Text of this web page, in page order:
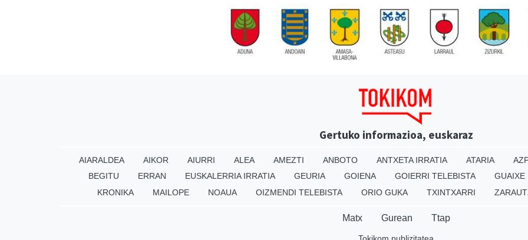
Gertuko informazioa, euskaraz
AIARALDEA AIKOR AIURRI ALEA AMEZTI ANBOTO ANTXETA IRRATIA ATARIA
BEGITU
ERRAN EUSKALERRIA IRRATIA GEURIA GOIENA GOIERRI TELEBISTA GUAIXE
KRONIKA
MAILOPE NOAUA OIZMENDI TELEBISTA ORIO GUKA TXINTXARRI
Matx Gurean Ttap